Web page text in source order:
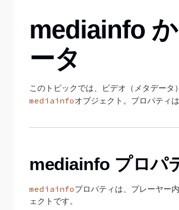
mediainfo
ータ
このトピックでは、ビデオ（メタデータ
mediainfoオブジェクト。プロパティは
mediainfo プロパ
mediainfoプロパティは、プレーヤー
ェクトです。